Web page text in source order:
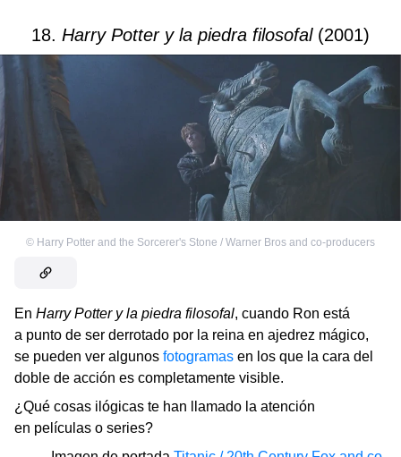
18. Harry Potter y la piedra filosofal(2001)
© Harry Potter and the Sorcerer's Stone / Warner Bros and co-producers
En Harry Potter y la piedra filosofal, cuando Ron está
a punto de ser derrotado por la reina en ajedrez mágico,
se pueden ver algunos fotogramas en los que la cara del
doble de acción es completamente visible.
¿Qué cosas ilógicas te han llamado la atención
en películas o series?